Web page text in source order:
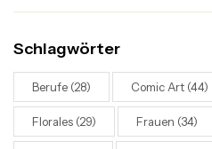
Schlagwörter
Berufe (28) Comic Art (44)
Florales (29) Frauen (34)